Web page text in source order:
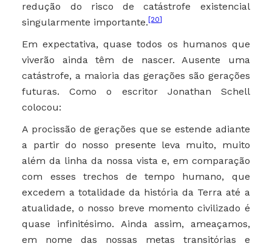
redução do risco de catástrofe existencial
singularmente importante. [20]
Em expectativa, quase todos os humanos que
viverão ainda têm de nascer. Ausente uma
catástrofe, a maioria das gerações são gerações
futuras. Como o escritor Jonathan Schell
colocou:
A procissão de gerações que se estende adiante
a partir do nosso presente leva muito, muito
além da linha da nossa vista e, em comparação
com esses trechos de tempo humano, que
excedem a totalidade da história da Terra até a
atualidade, o nosso breve momento civilizado é
quase infinitésimo. Ainda assim, ameaçamos,
em nome das nossas metas transitórias e